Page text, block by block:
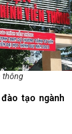
thông
tạo ngành